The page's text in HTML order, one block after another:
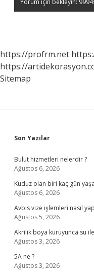
https://profrm.net
https://
Sitemap
Sidebar
Son Yazılar
Bulut hizmetleri nelerdir ?
Ağustos 6, 2026
Kuduz olan biri kaç gün
Ağustos 6, 2026
Avbis vize işlemleri nasıl
Ağustos 5, 2026
Akrilik boya kuruyunca su ile
Ağustos 3, 2026
5A ne ?
Ağustos 3, 2026